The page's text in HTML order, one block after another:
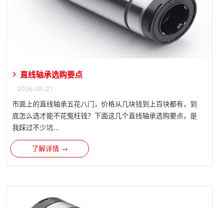
直线轴承选购要点
2026-05-21
市面上的直线轴承五花八门，价格从几块钱到上百块都有，到
底怎么选才能不花冤枉钱？下面这几个直线轴承选购要点，是
我踩过不少坑...
了解详情 →